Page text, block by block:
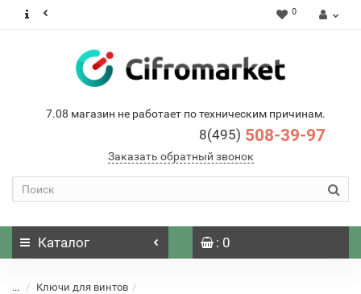
0
7.08 магазин не работает по техническим причинам.
8(495) 508-39-97
Заказать обратный звонок
Каталог : 0
... Ключи для винтов